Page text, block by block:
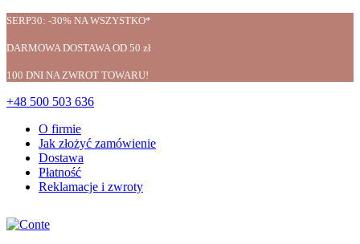
SERP30: -30% NA WSZYSTKO*
DARMOWA DOSTAWA OD 50 zł
100 DNI NA ZWROT TOWARU!
+48 500 503 636
O firmie
Jak złożyć zamówienie
Dostawa
Płatność
Reklamacje i zwroty